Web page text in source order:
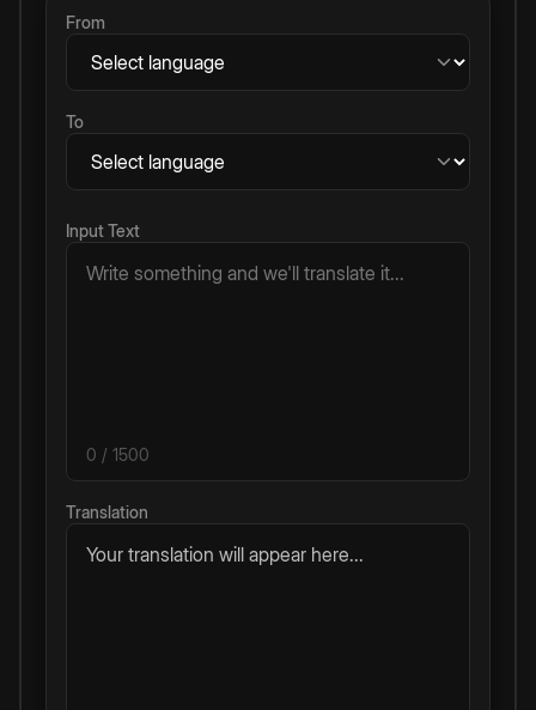
From
To
Input Text
0 / 1500
Translation
Your translation will appear here...